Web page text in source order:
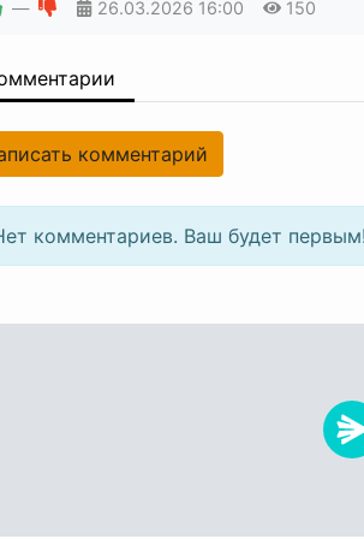
— 26.03.2026 16:00 150
комментарий
комментариев. Ваш будет